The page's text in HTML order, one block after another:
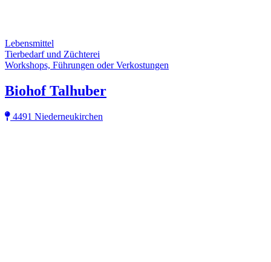
Lebensmittel
Tierbedarf und Züchterei
Workshops, Führungen oder Verkostungen
Biohof Talhuber
4491 Niederneukirchen